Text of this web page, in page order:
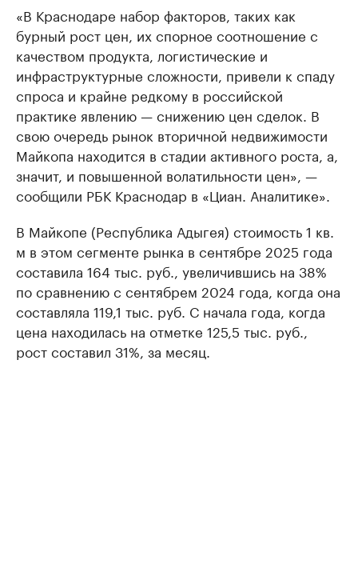
«В Краснодаре набор факторов, таких как
бурный рост цен, их спорное соотношение с
качеством продукта, логистические и
инфраструктурные сложности, привели к спаду
спроса и крайне редкому в российской
практике явлению — снижению цен сделок. В
свою очередь рынок вторичной недвижимости
Майкопа находится в стадии активного роста, а,
значит, и повышенной волатильности цен», —
сообщили РБК Краснодар в «Циан. Аналитике».
В Майкопе (Республика Адыгея) стоимость 1 кв.
м в этом сегменте рынка в сентябре 2025 года
составила 164 тыс. руб., увеличившись на 38%
по сравнению с сентябрем 2024 года, когда она
составляла 119,1 тыс. руб. С начала года, когда
цена находилась на отметке 125,5 тыс. руб.,
рост составил 31%, за месяц.